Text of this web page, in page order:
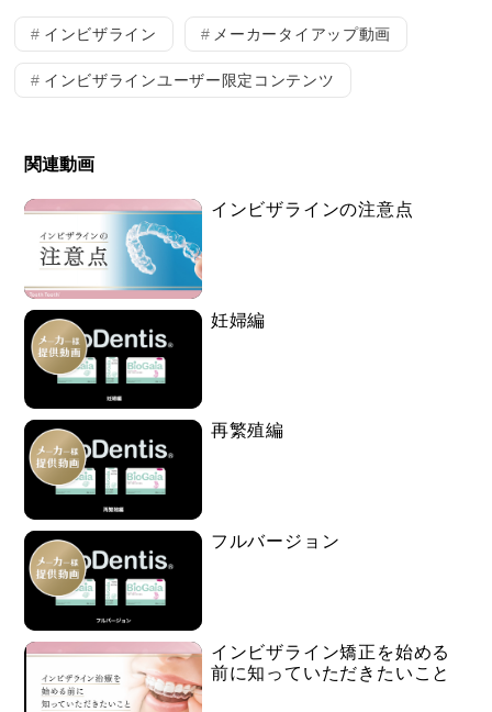
インビザライン メーカータイアップ動画
インビザラインユーザー限定コンテンツ
関連動画
インビザラインの注意点
妊婦編
再繁殖編
フルバージョン
インビザライン矯正を始める
前に知っていただきたいこと